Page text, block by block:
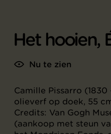
Het hooien,
Nu te zien
Camille Pissarro (1830
olieverf op doek, 55
Credits: Van Gogh
(aankoop met steun